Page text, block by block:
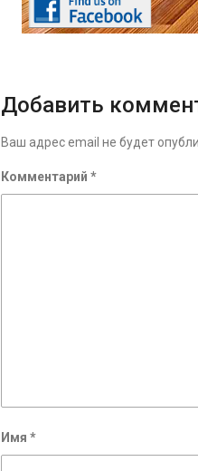
Добавить
Ваш адрес email не будет
Комментарий*
Имя*